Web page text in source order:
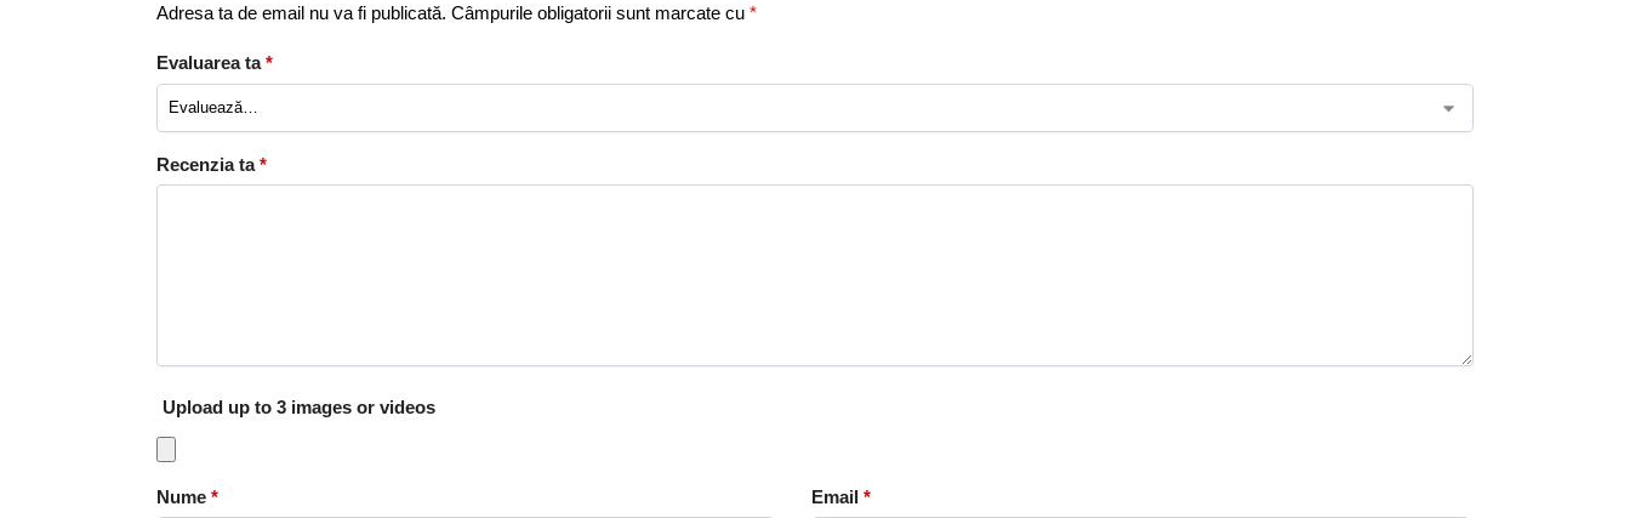
Adresa ta de email nu va fi publicată. Câmpurile obligatorii sunt marcate cu *
Evaluarea ta*
Recenzia ta*
Upload up to 3 images or videos
Nume * Email *